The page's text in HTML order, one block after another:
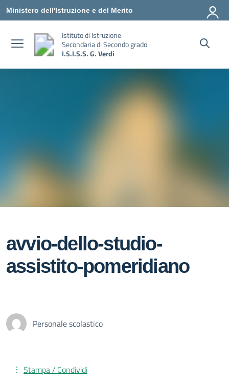
Vai ai contenuti
Vai al menu di navigazione
Vai al footer
Ministero dell'Istruzione e del Merito
Istituto di Istruzione
Secondaria di Secondo grado
I.S.I.S.S. G. Verdi
avvio-dello-studio-
assistito-pomeridiano
Personale scolastico
Stampa / Condividi